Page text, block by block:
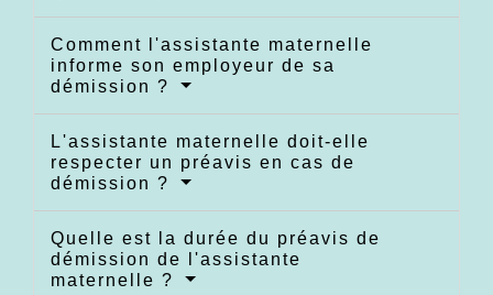
Comment l'assistante maternelle
informe son employeur de sa
démission ?
L'assistante maternelle doit-elle
respecter un préavis en cas de
démission ?
Quelle est la durée du préavis de
démission de l'assistante
maternelle ?